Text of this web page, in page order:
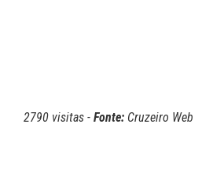
2790 visitas - Fonte: Cruzeiro Web